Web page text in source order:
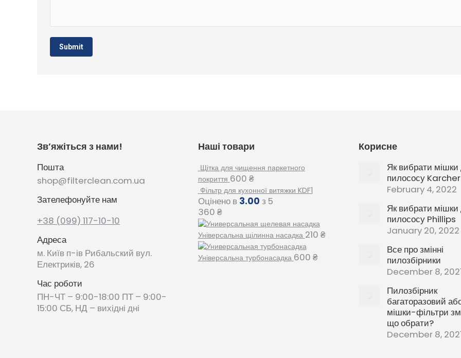
Submit
Зв’яжіться з нами!
Пошта
shop@filterclean.com.ua
Зателефонуйте нам
+38 (099) 117-10-10
Адреса
м. Київ п-ів Рибальский вул.
Електриків, 26
Час роботи
ПН-ЧТ – 9:00-18:00 ПТ – 9:00-
15:00 СБ, НД – вихідні дні
Наші товари
Щітка для чищення паркетного
покриття 600 ₴
Фільтр для кухонної витяжки KDF1
Оцінено в 3.00 з 5
360 ₴
Універсальна щілинна насадка 210 ₴
Універсальна турбонасадка 600 ₴
Корисне
Як вибрати
пилососу Karcher
February 4, 2022
Як вибрати
пилососу Phillips
January 20, 2022
Все про змінні
пилозбірники
December 8,
Пилозбірник
багаторазовий
мішки-фільтри
що обрати?
December 8,